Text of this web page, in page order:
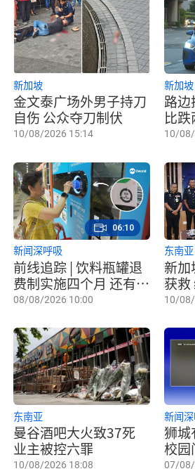
金文泰广场外男子持刀
自伤 公众夺刀制伏
新加坡
10/08/2026 15:14
路边
比
置更
新加坡
10/
前线追踪 | 饮料瓶罐退
费制实施四个月 还有人
没透过回收机进行回收
新闻深呼吸
08/08/2026 10:00
06:10
新
获救
发虐
东南亚
10/
曼谷酒吧大火致37死
业主被控六罪
东南亚
10/08/2026 18:08
狮城
校园
“韩
新闻
07/08/